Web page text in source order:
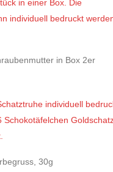
in Box 2er
30g